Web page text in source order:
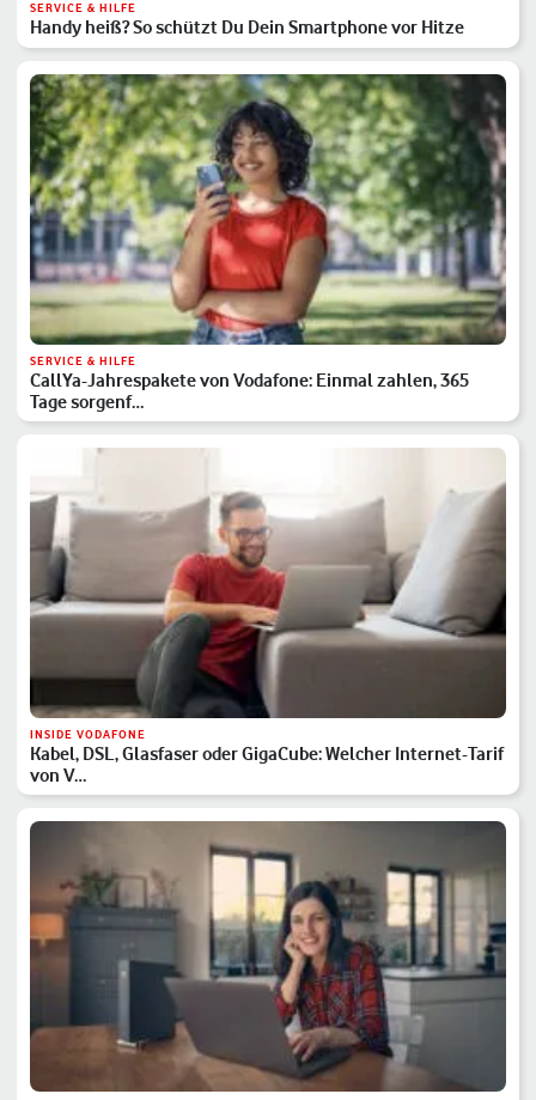
SERVICE & HILFE
Handy heiß? So schützt Du Dein Smartphone vor Hitze
SERVICE & HILFE
CallYa-Jahrespakete von Vodafone: Einmal zahlen, 365
Tage sorgenf…
INSIDE VODAFONE
Kabel, DSL, Glasfaser oder GigaCube: Welcher Internet-Tarif
von V…